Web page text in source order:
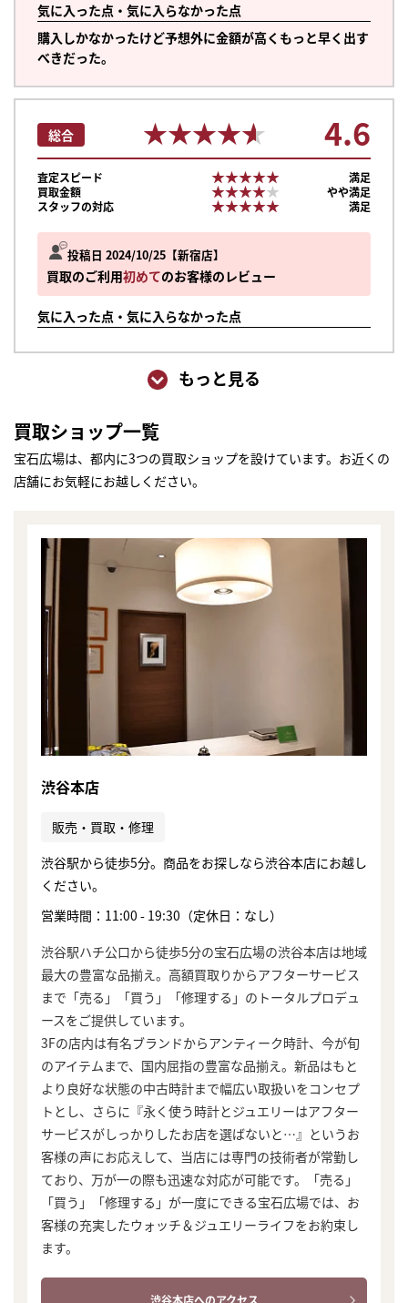
気に入った点・気に入らなかった点
購入しかなかったけど予想外に金額が高くもっと早く出す
べきだった。
投稿日 2024/10/25 新宿店
買取のご利用初めてのお客様のレビュー
気に入った点・気に入らなかった点
総合 ★★★★★
★★★★★ 4.6
査定スピード ★★★★★
★★★★★
満足
買取金額
★★★★★
★★★★★
やや満足
スタッフの対応
★★★★★
★★★★★ 満足
もっと見る
買取ショップ一覧
宝石広場は、都内に3つの買取ショップを設けています。お近くの
店舗にお気軽にお越しください。
渋谷本店
販売・買取・修理
渋谷駅から徒歩5分。商品をお探しなら渋谷本店にお越し
ください。
営業時間：11:00 - 19:30（定休日：なし）
渋谷駅ハチ公口から徒歩5分の宝石広場の渋谷本店は地域
最大の豊富な品揃え。高額買取りからアフターサービス
まで「売る」「買う」「修理する」のトータルプロデュ
ースをご提供しています。
3Fの店内は有名ブランドからアンティーク時計、今が旬
のアイテムまで、国内屈指の豊富な品揃え。新品はもと
より良好な状態の中古時計まで幅広い取扱いをコンセプ
トとし、さらに『永く使う時計とジュエリーはアフター
サービスがしっかりしたお店を選ばないと…』というお
客様の声にお応えして、当店には専門の技術者が常勤し
ており、万が一の際も迅速な対応が可能です。「売る」
「買う」「修理する」が一度にできる宝石広場では、お
客様の充実したウォッチ＆ジュエリーライフをお約束し
ます。
渋谷本店へのアクセス
かんたん30秒でお試し査定